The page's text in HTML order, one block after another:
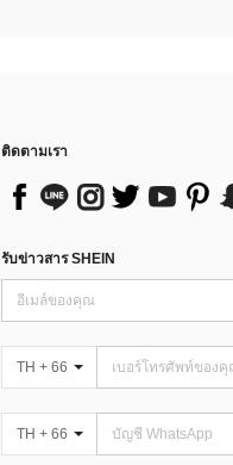
ติดตามเรา
รับข่าวสาร SHEIN
TH + 66
TH + 66